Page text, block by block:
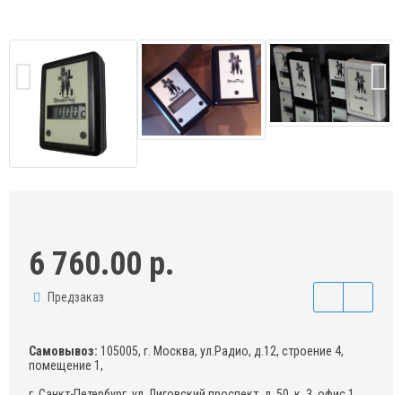
6 760.00 р.
Предзаказ
Самовывоз: 105005, г. Москва, ул.Радио, д.12, строение 4,
помещение 1,